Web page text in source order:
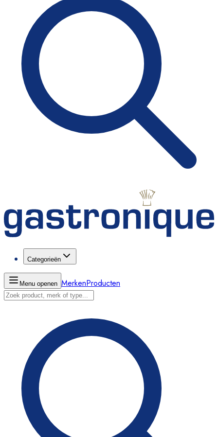
Categorieën
Menu openen MerkenProducten